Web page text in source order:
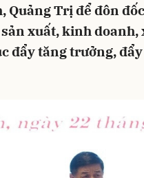
Quảng Trị để đôn
xuất, kinh doanh,
đẩy tăng trưởng,